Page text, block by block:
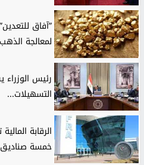
”آفاق
لمعالجة
رئيس الوزراء
التسهيلات...
الرقابة
خمسة